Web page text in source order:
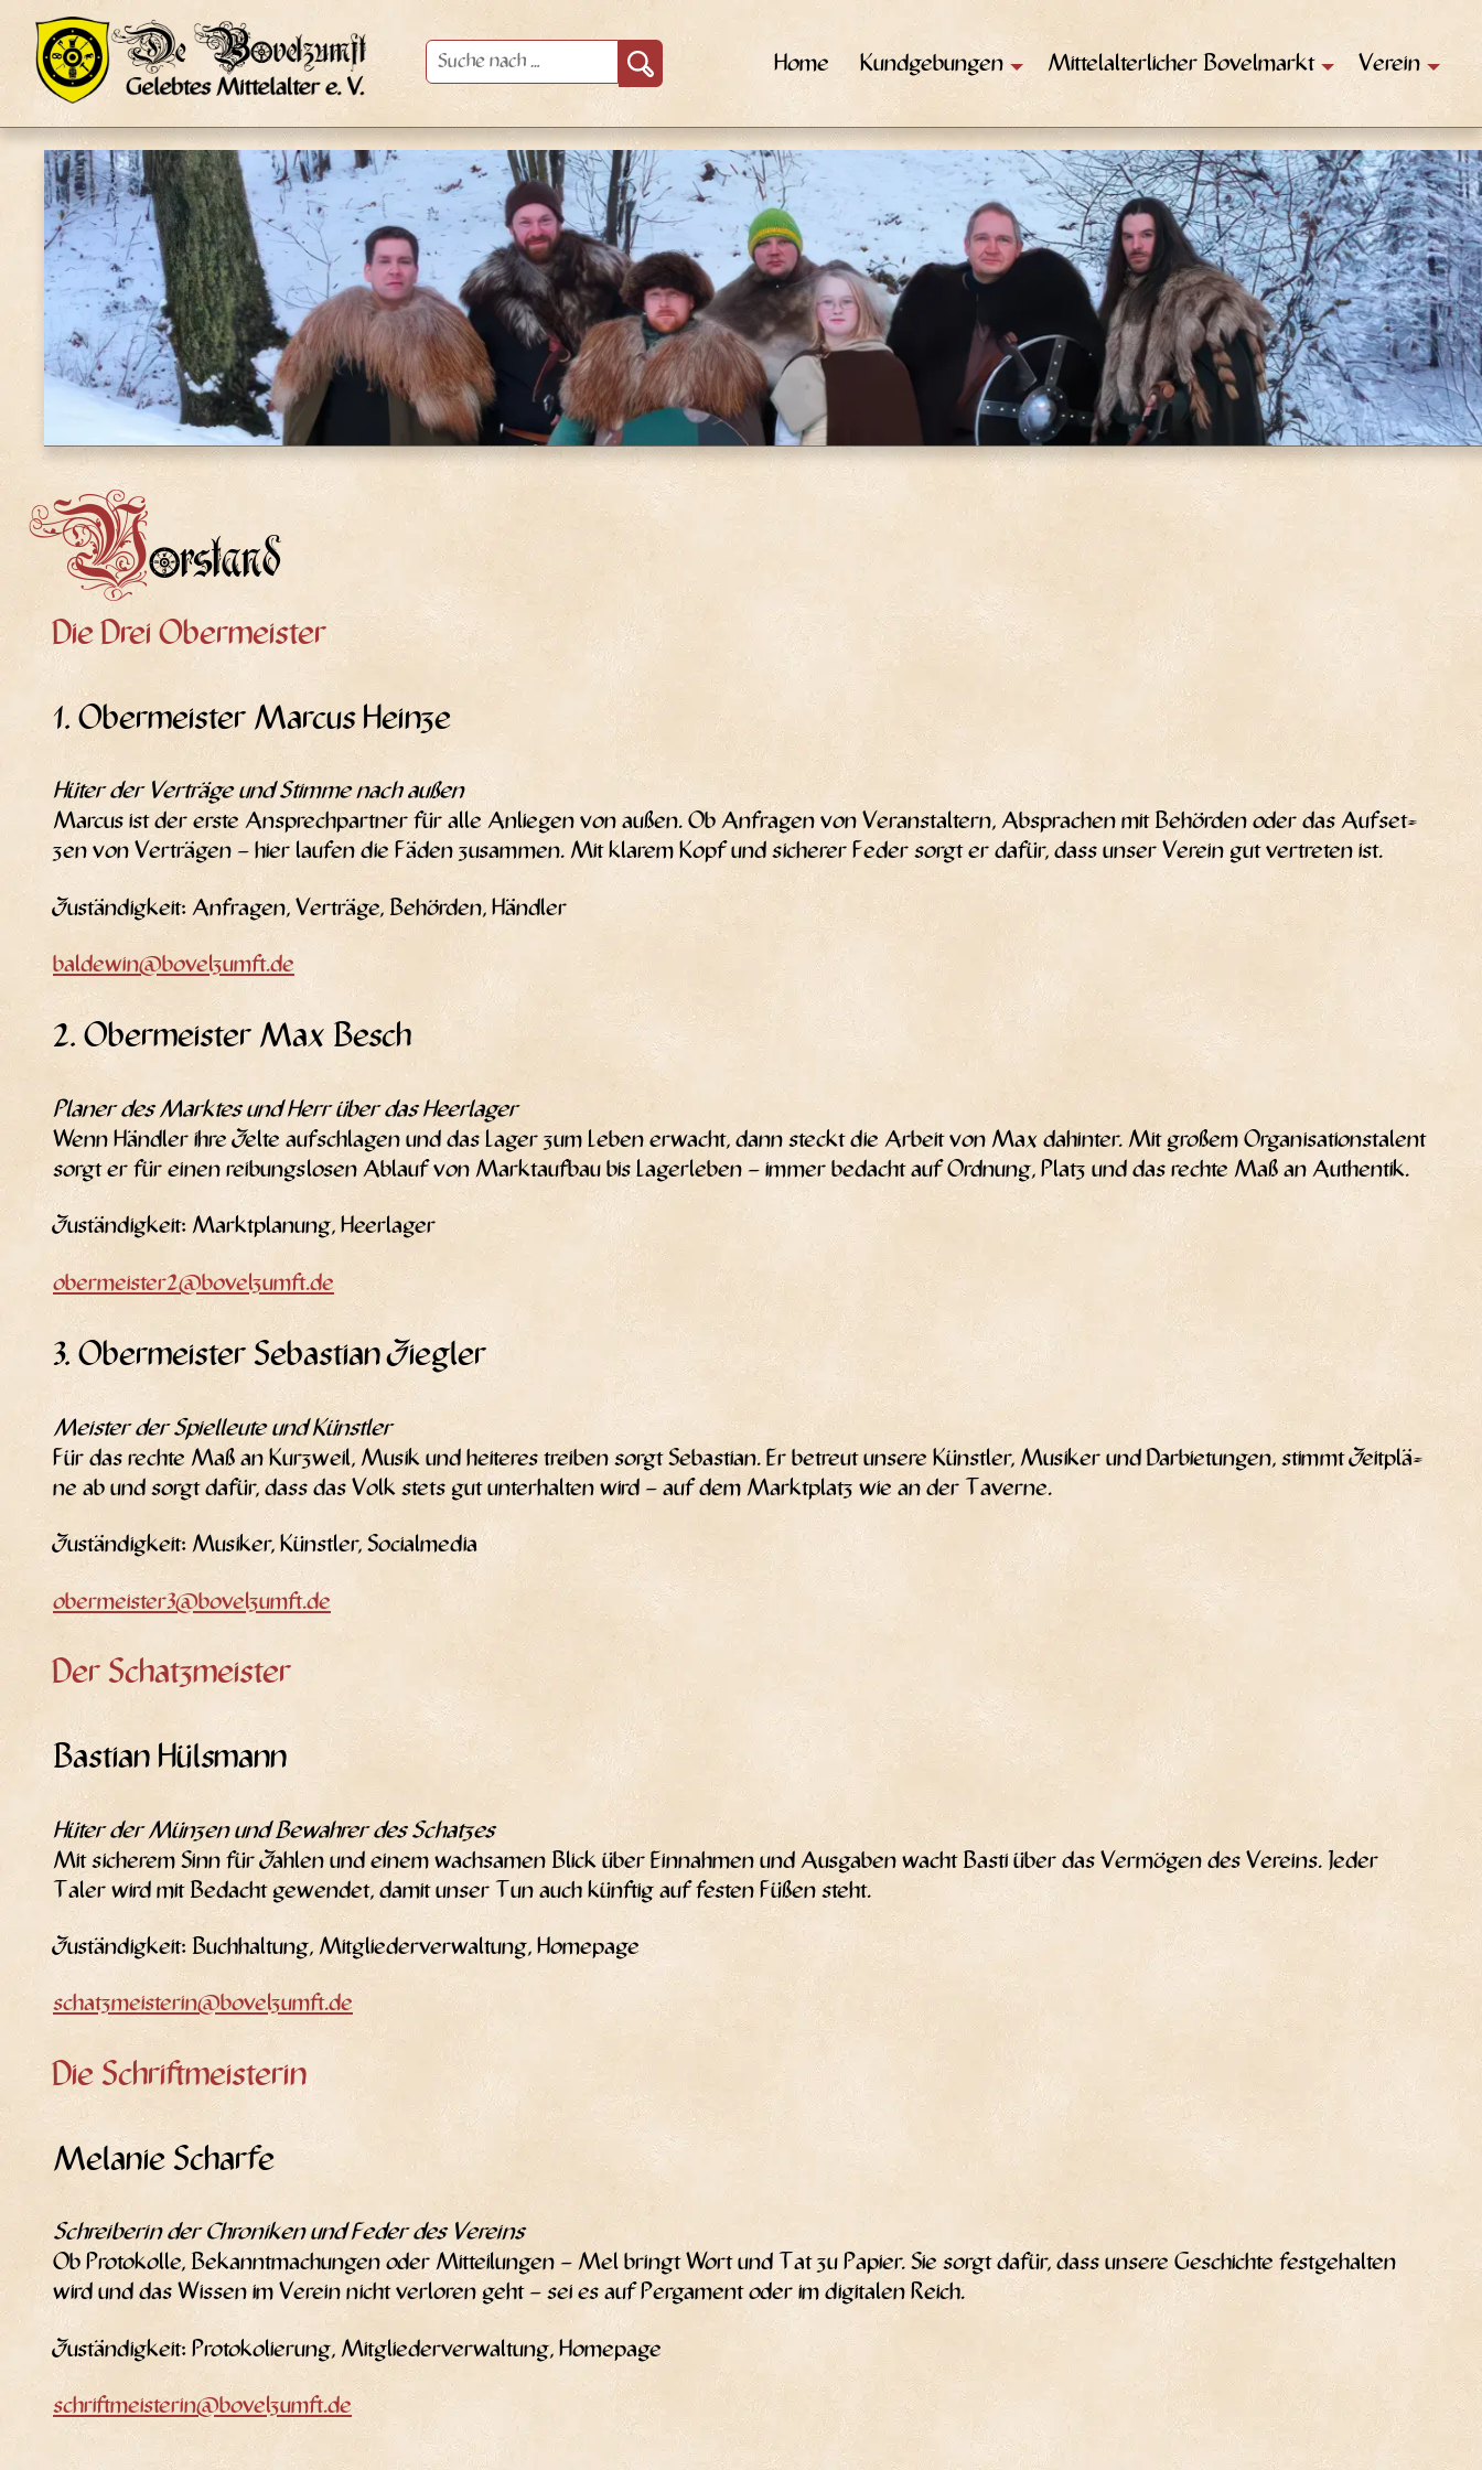
Suche
nach:
Home Kundgebungen Mittelalterlicher Bovelmarkt Verein
Vorstand
Die Drei Obermeister
1. Obermeister Marcus Heinze
Hüter der Ver­trä­ge und Stim­me nach außen
Mar­cus ist der ers­te Ansprech­part­ner für alle Anlie­gen von außen. Ob Anfra­gen von Ver­an­stal­tern, Abspra­chen mit Behör­den oder das Auf­set­
zen von Ver­trä­gen – hier lau­fen die Fäden zusam­men. Mit kla­rem Kopf und siche­rer Feder sorgt er dafür, dass unser Ver­ein gut ver­tre­ten ist.
Zustän­dig­keit: Anfra­gen, Ver­trä­ge, Behör­den, Händler
baldewin@bovelzumft.de
2. Obermeister Max Besch
Pla­ner des Mark­tes und Herr über das Heer­la­ger
Wenn Händ­ler ihre Zel­te auf­schla­gen und das Lager zum Leben erwacht, dann steckt die Arbeit von Max dahin­ter. Mit gro­ßem Orga­ni­sa­ti­ons­ta­lent
sorgt er für einen rei­bungs­lo­sen Ablauf von Markt­auf­bau bis Lager­le­ben – immer bedacht auf Ord­nung, Platz und das rech­te Maß an Authentik.
Zustän­dig­keit: Markt­pla­nung, Heerlager
obermeister2@bovelzumft.de
3. Obermeister Sebastian Ziegler
Meis­ter der Spiel­leu­te und Künst­ler
Für das rech­te Maß an Kurz­weil, Musik und hei­te­res trei­ben sorgt Sebas­ti­an. Er betreut unse­re Künst­ler, Musi­ker und Dar­bie­tun­gen, stimmt Zeit­plä­
ne ab und sorgt dafür, dass das Volk stets gut unter­hal­ten wird – auf dem Markt­platz wie an der Taverne.
Zustän­dig­keit: Musi­ker, Künst­ler, Socialmedia
obermeister3@bovelzumft.de
Der Schatzmeister
Bastian Hülsmann
Hüter der Mün­zen und Bewah­rer des Schat­zes
Mit siche­rem Sinn für Zah­len und einem wach­sa­men Blick über Ein­nah­men und Aus­ga­ben wacht Bas­ti über das Ver­mö­gen des Ver­eins. Jeder
Taler wird mit Bedacht gewen­det, damit unser Tun auch künf­tig auf fes­ten Füßen steht.
Zustän­dig­keit: Buch­hal­tung, Mit­glie­der­ver­wal­tung, Homepage
schatzmeisterin@bovelzumft.de
Die Schriftmeisterin
Melanie Scharfe
Schrei­be­rin der Chro­ni­ken und Feder des Ver­eins
Ob Pro­to­kol­le, Bekannt­ma­chun­gen oder Mit­tei­lun­gen – Mel bringt Wort und Tat zu Papier. Sie sorgt dafür, dass unse­re Geschich­te fest­ge­hal­ten
wird und das Wis­sen im Ver­ein nicht ver­lo­ren geht – sei es auf Per­ga­ment oder im digi­ta­len Reich.
Zustän­dig­keit: Pro­to­ko­lie­rung, Mit­glie­der­ver­wal­tung, Homepage
schriftmeisterin@bovelzumft.de